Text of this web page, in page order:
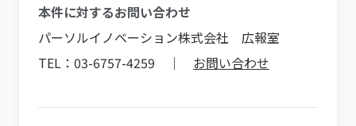
本件に対するお問い合わせ
パーソルイノベーション株式会社 広報室
TEL：03-6757-4259 ｜ お問い合わせ